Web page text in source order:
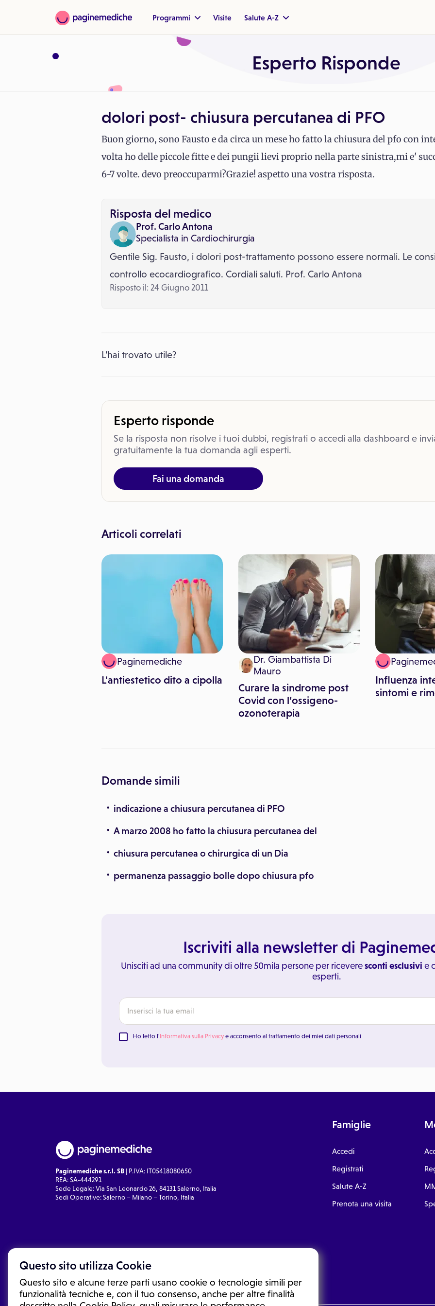
Questo sito utilizza Cookie
Questo sito e alcune terze parti usano cookie o tecnologie simili per
funzionalità tecniche e, con il tuo consenso, anche per altre finalità
Programmi Visite Salute A-Z
Esperto Risponde
dolori post- chiusura percutanea di PFO
Buon giorno, sono Fausto e da circa un mese ho fatto la chiusura del pfo con
volta ho delle piccole fitte e dei pungii lievi proprio nella parte sinistra,mi e'
6-7 volte. devo preoccuparmi?Grazie! aspetto una vostra risposta.
Risposta del medico
Prof. Carlo Antona
Specialista in Cardiochirurgia
Gentile Sig. Fausto, i dolori post-trattamento possono essere normali. Le
controllo ecocardiografico. Cordiali saluti. Prof. Carlo Antona
Risposto il: 24 Giugno 2011
L’hai trovato utile?
Esperto risponde
Se la risposta non risolve i tuoi dubbi, registrati o accedi alla dashboard e
gratuitamente la tua domanda agli esperti.
Fai una domanda
Articoli correlati
Paginemediche
L'antiestetico dito a cipolla
Dr. Giambattista Di
Mauro
Curare la sindrome post
Covid con l’ossigeno-
ozonoterapia
Influenza
sintomi e
Domande simili
indicazione a chiusura percutanea di PFO
A marzo 2008 ho fatto la chiusura percutanea del
chiusura percutanea o chirurgica di un Dia
permanenza passaggio bolle dopo chiusura pfo
Iscriviti alla newsletter di
Unisciti ad una community di oltre 50mila persone per riceveresconti esclusivi e
esperti.
Ho letto l'Informativa sulla Privacy e acconsento al trattamento dei miei dati personali
Paginemediche s.r.l. SB | P.IVA: IT05418080650
REA: SA-444291
Sede Legale: Via San Leonardo 26, 84131 Salerno, Italia
Sedi Operative: Salerno – Milano – Torino, Italia
Famiglie
Accedi
Registrati
Salute A-Z
Prenota una visita